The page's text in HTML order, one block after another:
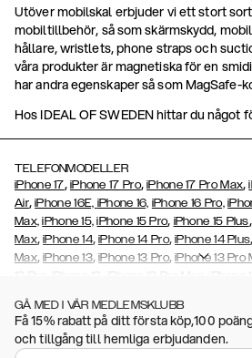
Utöver mobilskal erbjuder vi ett stort
mobiltillbehör, så som skärmskydd,
hållare, wristlets, phone straps och
våra produkter är magnetiska för en
har andra egenskaper så som MagSafe-
Hos IDEAL OF SWEDEN hittar du något
TELEFONMODELLER
iPhone 17, iPhone 17 Pro,iPhone 17 Pro Max,
Air,iPhone 16E, iPhone 16, iPhone 16 Pro,
Max, iPhone 15, iPhone 15 Pro, iPhone 15 Plus,
Max,iPhone 14,iPhone 14 Pro,iPhone 14 Plus,
Max,iPhone 13,iPhone 13 Pro,iPhone 13 Pro
12 Pro
iPhone 12 iPhone 12 Pro Max iPhone
iPhone SE (2020/2022),iPhone 8 ,
, iPhone 6/6s , iPhone 6/6s Plus,
Galaxy S26+,Galaxy S26 Ultra, Galaxy S25,
GÅ MED I VÅR MEDLEMSKLUBB
Få 15% rabatt på ditt första köp,100
och tillgång till hemliga erbjudanden.